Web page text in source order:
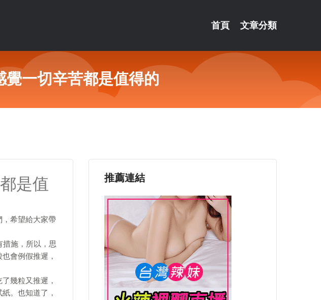
首頁 文章分類
一切辛苦都是值得的
是值
希望給大家帶
措施，所以，思
會例假推遲，
幾粒又推遲，
。也知道了，
推薦連結